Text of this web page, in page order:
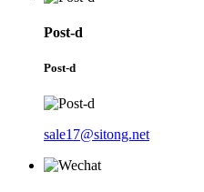
Post-d
Post-d
sale17@sitong.net